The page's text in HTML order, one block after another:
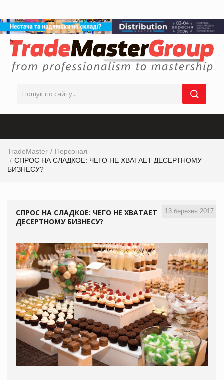
TradeMaster
Персонал
СПРОС НА СЛАДКОЕ: ЧЕГО НЕ ХВАТАЕТ ДЕСЕРТНОМУ
БИЗНЕСУ?
13 березня 2017
СПРОС НА СЛАДКОЕ: ЧЕГО НЕ ХВАТАЕТ
ДЕСЕРТНОМУ БИЗНЕСУ?